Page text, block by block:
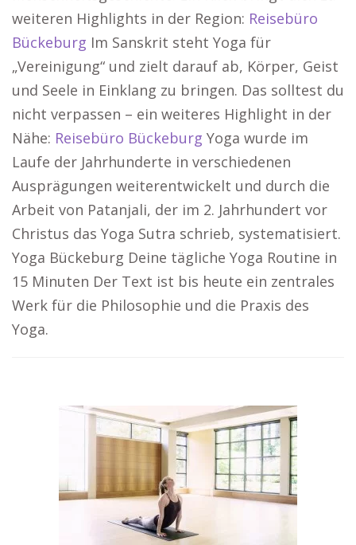
weiteren Highlights in der Region: Reisebüro
Bückeburg Im Sanskrit steht Yoga für
„Vereinigung“ und zielt darauf ab, Körper, Geist
und Seele in Einklang zu bringen. Das solltest du
nicht verpassen – ein weiteres Highlight in der
Nähe: Reisebüro Bückeburg Yoga wurde im
Laufe der Jahrhunderte in verschiedenen
Ausprägungen weiterentwickelt und durch die
Arbeit von Patanjali, der im 2. Jahrhundert vor
Christus das Yoga Sutra schrieb, systematisiert.
Yoga Bückeburg Deine tägliche Yoga Routine in
15 Minuten Der Text ist bis heute ein zentrales
Werk für die Philosophie und die Praxis des
Yoga.